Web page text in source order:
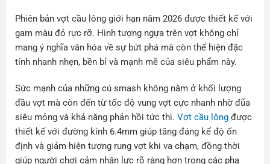
Phiên bản vợt cầu lông giới hạn năm 2026 được thiết kế với
gam màu đỏ rực rỡ. Hình tượng ngựa trên vợt không chỉ
mang ý nghĩa văn hóa về sự bứt phá mà còn thể hiện đặc
tính nhanh nhẹn, bền bỉ và mạnh mẽ của siêu phẩm này.
Sức mạnh của những cú smash không nằm ở khối lượng
đầu vợt mà còn đến từ tốc độ vung vợt cực nhanh nhờ đũa
siêu mỏng và khả năng phản hồi tức thì. Vợt cầu lôngđược
thiết kế với đường kính 6.4mm giúp tăng đáng kể độ ổn
định và giảm hiện tượng rung vợt khi va chạm, đồng thời
giúp người chơi cảm nhận lực rõ ràng hơn trong các pha